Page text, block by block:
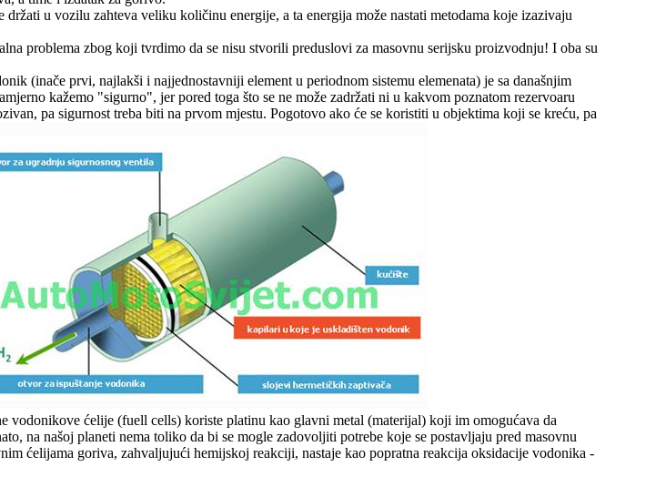
u vozilu zahteva veliku količinu energije, a ta energija može nastati metodama koje izazivaju
problema zbog koji tvrdimo da se nisu stvorili preduslovi za masovnu serijsku proizvodnju! I oba su
(inače prvi, najlakši i najjednostavniji element u periodnom sistemu elemenata) je sa današnjim
kažemo "sigurno", jer pored toga što se ne može zadržati ni u kakvom poznatom rezervoaru
pa sigurnost treba biti na prvom mjestu. Pogotovo ako će se koristiti u objektima koji se kreću, pa
vodonikove ćelije (fuell cells) koriste platinu kao glavni metal (materijal) koji im omogućava da
na našoj planeti nema toliko da bi se mogle zadovoljiti potrebe koje se postavljaju pred masovnu
ćelijama goriva, zahvaljujući hemijskoj reakciji, nastaje kao popratna reakcija oksidacije vodonika -